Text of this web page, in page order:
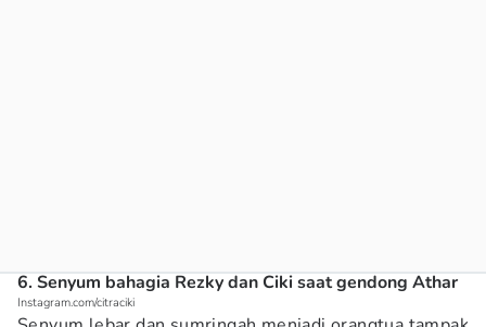
6. Senyum bahagia Rezky dan Ciki saat gendong Athar
Instagram.com/citraciki